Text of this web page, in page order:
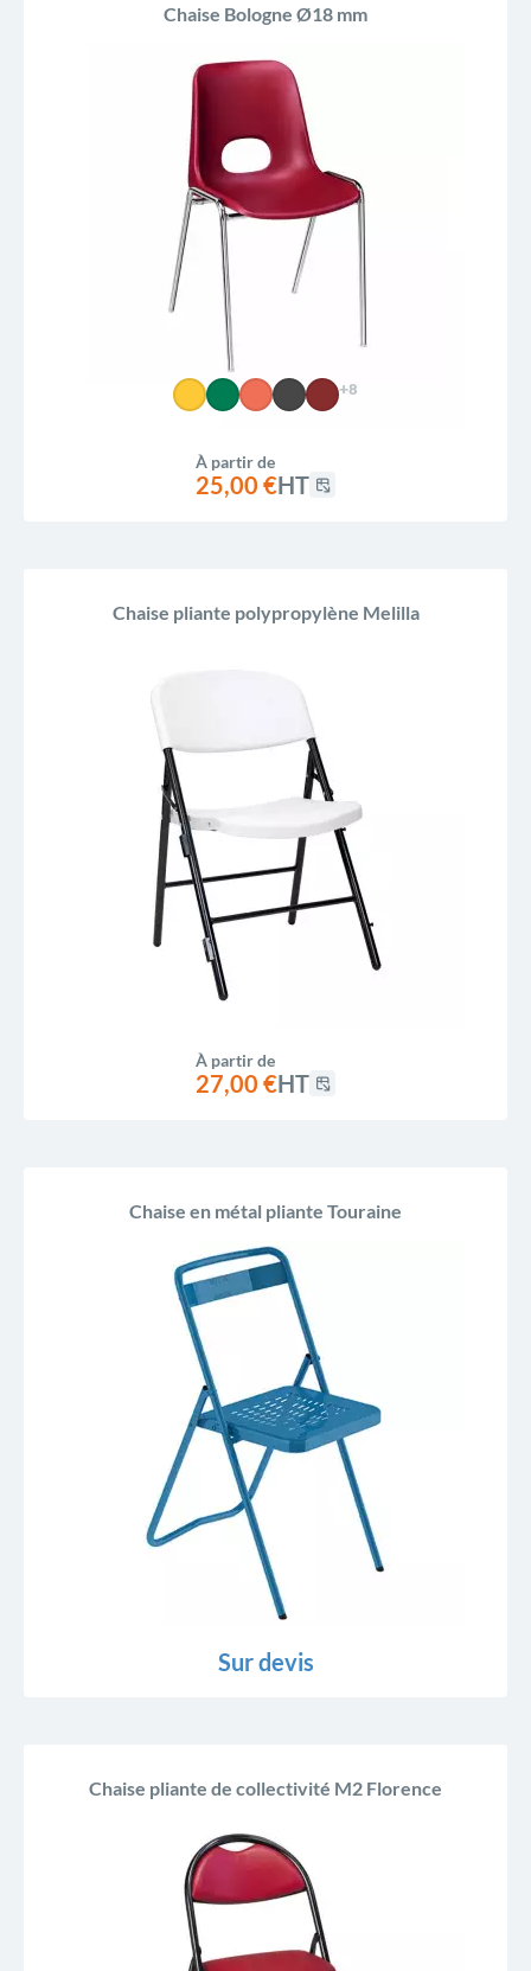
Chaise Bologne Ø18 mm
+8
À partir de
25,00 €HT
Chaise pliante polypropylène Melilla
À partir de
27,00 €HT
Chaise en métal pliante Touraine
Sur devis
Chaise pliante de collectivité M2 Florence